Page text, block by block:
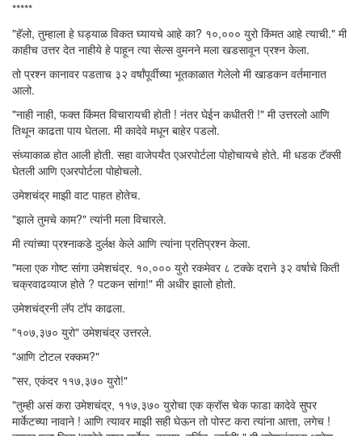
*****
"हॅलो, तुम्हाला हे घड्याळ विकत घ्यायचे आहे का? १०,००० युरो किंमत आहे त्याची." मी
काहीच उत्तर देत नाहीये हे पाहून त्या सेल्स वुमनने मला खडसावून प्रश्न केला.
तो प्रश्न कानावर पडताच ३२ वर्षांपूर्वीच्या भूतकाळात गेलेलो मी खाडकन वर्तमानात
आलो.
"नाही नाही, फक्त किंमत विचारायची होती ! नंतर घेईन कधीतरी !" मी उत्तरलो आणि
तिथून काढता पाय घेतला. मी कादेवे मधून बाहेर पडलो.
संध्याकाळ होत आली होती. सहा वाजेपर्यंत एअरपोर्टला पोहोचायचे होते. मी धडक टॅक्सी
घेतली आणि एअरपोर्टला पोहोचलो.
उमेशचंद्र माझी वाट पाहत होतेच.
"झाले तुमचे काम?" त्यांनी मला विचारले.
मी त्यांच्या प्रश्नाकडे दुर्लक्ष केले आणि त्यांना प्रतिप्रश्न केला.
"मला एक गोष्ट सांगा उमेशचंद्र. १०,००० युरो रकमेवर ८ टक्के दराने ३२ वर्षाचे किती
चक्रवाढव्याज होते ? पटकन सांगा!" मी अधीर झालो होतो.
उमेशचंद्रनी लॅप टॉप काढला.
"१०७,३७० युरो" उमेशचंद्र उत्तरले.
"आणि टोटल रक्कम?"
"सर, एकंदर ११७,३७० युरो!"
"तुम्ही असं करा उमेशचंद्र, ११७,३७० युरोचा एक क्रॉस चेक फाडा कादेवे सुपर
मार्केटच्या नावाने ! आणि त्यावर माझी सही घेऊन तो पोस्ट करा त्यांना आत्ता, लगेच !